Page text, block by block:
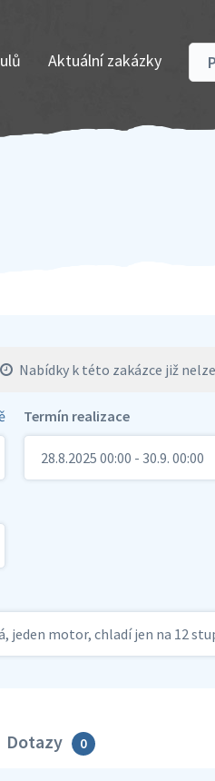
Aktuální zakázky
Nabídky k této zakázce již
Termín realizace
28.8.2025 00:00 - 30.9. 00:00
jeden motor, chladí jen na 12
Dotazy 0